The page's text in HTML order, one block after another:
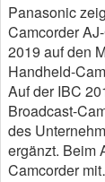
Panasonic
Camcorder
2019 auf den
Handheld-
Auf der IBC
Broadcast-
des
ergänzt. Beim
Camcorder